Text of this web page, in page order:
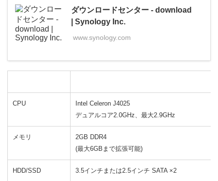
ダウンロードセンター - download
| Synology Inc.
www.synology.com
CPU
Intel Celeron J4025
デュアルコア2.0GHz、最大2.9GHz
メモリ
2GB DDR4
(最大6GBまで拡張可能)
HDD/SSD 3.5インチまたは2.5インチ SATA ×2